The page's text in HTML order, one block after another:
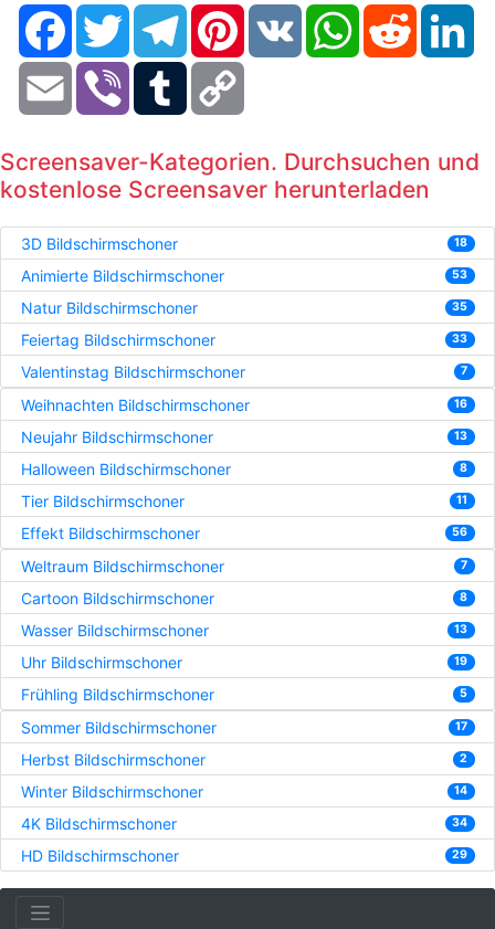
FacebookTwitter TelegramPinterestVK WhatsAppReddit
Email Viber Tumblr
Screensaver-Kategorien. Durchsuchen und
kostenlose Screensaver herunterladen
3D Bildschirmschoner 18
Animierte Bildschirmschoner 53
Natur Bildschirmschoner 35
Feiertag Bildschirmschoner 33
Valentinstag Bildschirmschoner 7
Weihnachten Bildschirmschoner 16
Neujahr Bildschirmschoner 13
Halloween Bildschirmschoner 8
Tier Bildschirmschoner 11
Effekt Bildschirmschoner 56
Weltraum Bildschirmschoner 7
Cartoon Bildschirmschoner 8
Wasser Bildschirmschoner 13
Uhr Bildschirmschoner 19
Frühling Bildschirmschoner 5
Sommer Bildschirmschoner 17
Herbst Bildschirmschoner 2
Winter Bildschirmschoner 14
4K Bildschirmschoner 34
HD Bildschirmschoner 29